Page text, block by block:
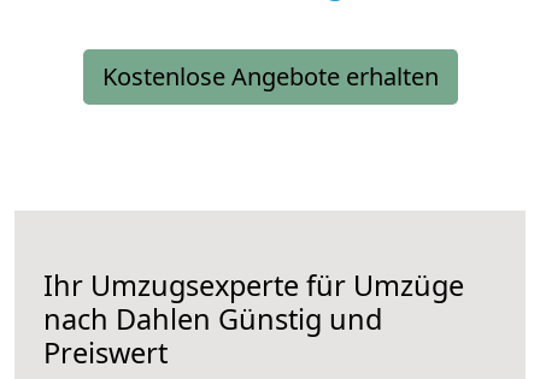
Kostenlose Angebote erhalten
Ihr Umzugsexperte für Umzüge
nach Dahlen Günstig und
Preiswert